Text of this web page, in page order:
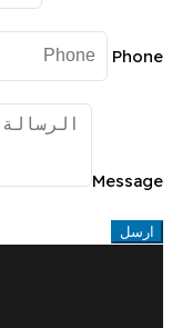
Phone
Message
ارسل